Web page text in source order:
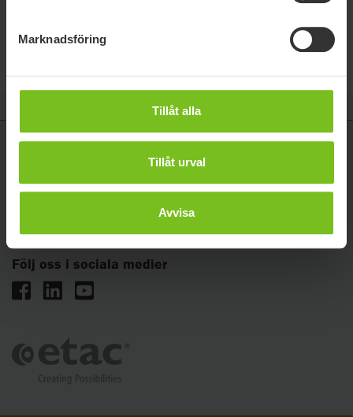
Marknadsföring
Tillåt alla
Tillåt urval
Avvisa
För stöd av överarmen.
Långgatan 12, 334 33 Anderstorp
Följ oss i sociala medier